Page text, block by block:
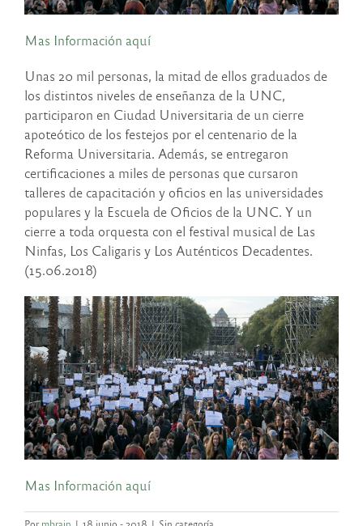
Mas Información aquí
Unas 20 mil personas, la mitad de ellos graduados de
los distintos niveles de enseñanza de la UNC,
participaron en Ciudad Universitaria de un cierre
apoteótico de los festejos por el centenario de la
Reforma Universitaria. Además, se entregaron
certificaciones a miles de personas que cursaron
talleres de capacitación y oficios en las universidades
populares y la Escuela de Oficios de la UNC. Y un
cierre a toda orquesta con el festival musical de Las
Ninfas, Los Caligaris y Los Auténticos Decadentes.
(15.06.2018)
Mas Información aquí